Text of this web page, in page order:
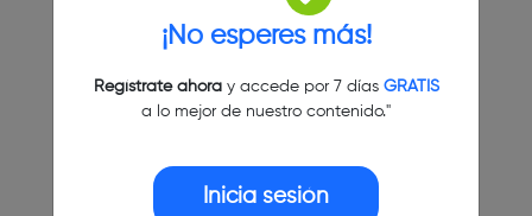
¡No esperes más!
Regístrate ahoray accede por 7 días GRATIS
a lo mejor de nuestro contenido."
Inicia sesión